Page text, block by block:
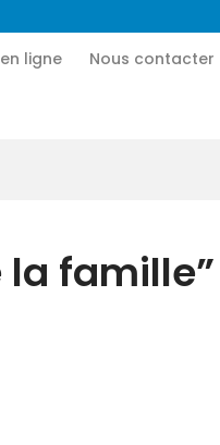
ligne Nous contacter
contacter